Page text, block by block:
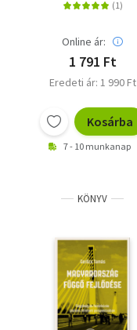
Online ár:
1 791 Ft
Eredeti ár: 1 990 Ft
Kosárba
7 - 10 munkanap
KÖNYV